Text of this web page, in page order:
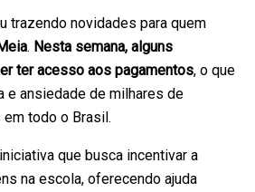
trazendo novidades para quem
. Nesta semana, alguns
ter acesso aos pagamentos, o que
e ansiedade de milhares de
todo o Brasil.
que busca incentivar a
na escola, oferecendo ajuda